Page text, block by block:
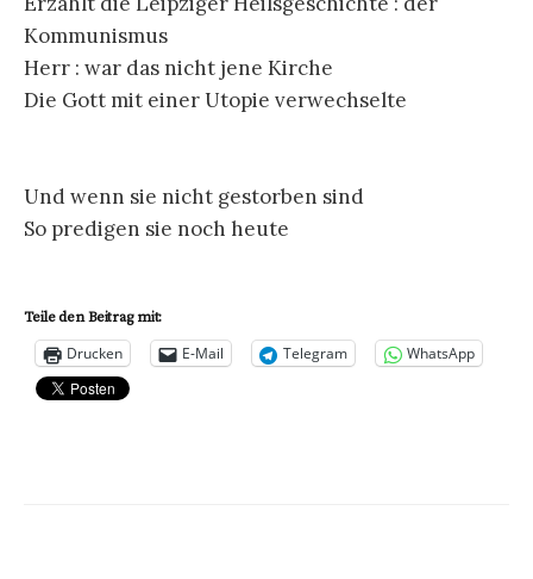
Kommunismus
Herr : war das nicht jene Kirche
Die Gott mit einer Utopie verwechselte
Und wenn sie nicht gestorben sind
So predigen sie noch heute
Teile den Beitrag mit:
Drucken E-Mail Telegram WhatsApp